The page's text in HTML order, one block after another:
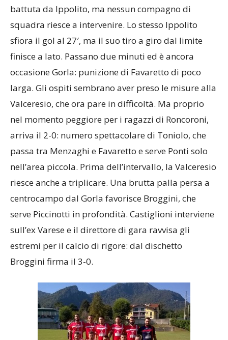
battuta da Ippolito, ma nessun compagno di
squadra riesce a intervenire. Lo stesso Ippolito
sfiora il gol al 27′, ma il suo tiro a giro dal limite
finisce a lato. Passano due minuti ed è ancora
occasione Gorla: punizione di Favaretto di poco
larga. Gli ospiti sembrano aver preso le misure alla
Valceresio, che ora pare in difficoltà. Ma proprio
nel momento peggiore per i ragazzi di Roncoroni,
arriva il 2-0: numero spettacolare di Toniolo, che
passa tra Menzaghi e Favaretto e serve Ponti solo
nell’area piccola. Prima dell’intervallo, la Valceresio
riesce anche a triplicare. Una brutta palla persa a
centrocampo dal Gorla favorisce Broggini, che
serve Piccinotti in profondità. Castiglioni interviene
sull’ex Varese e il direttore di gara ravvisa gli
estremi per il calcio di rigore: dal dischetto
Broggini firma il 3-0.